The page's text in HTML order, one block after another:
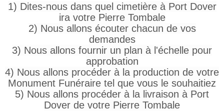
1) Dites-nous dans quel cimetière à Port Dover
ira votre Pierre Tombale
2) Nous allons écouter chacun de vos
demandes
3) Nous allons fournir un plan à l'échelle pour
approbation
4) Nous allons procéder à la production de votre
Monument Funéraire tel que vous le souhaitiez
5) Nous allons procéder à la livraison à Port
Dover de votre Pierre Tombale